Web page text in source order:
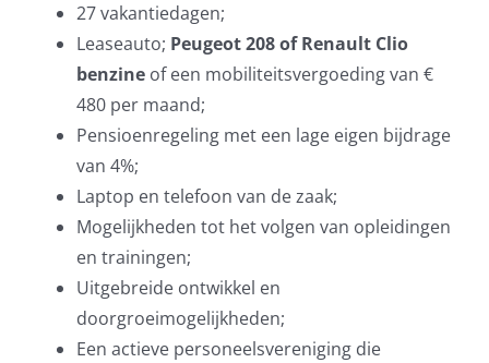
27 vakantiedagen;
Leaseauto; Peugeot 208 of Renault Clio
benzine of een mobiliteitsvergoeding van €
480 per maand;
Pensioenregeling met een lage eigen bijdrage
van 4%;
Laptop en telefoon van de zaak;
Mogelijkheden tot het volgen van opleidingen
en trainingen;
Uitgebreide ontwikkel en
doorgroeimogelijkheden;
Een actieve personeelsvereniging die